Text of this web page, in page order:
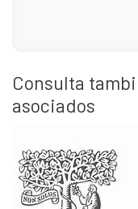
Consulta
asociados